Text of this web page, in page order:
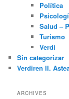
Política
Salud –
Turismo
Verdi
Sin categorizar
Verdiren II.
ARCHIVES